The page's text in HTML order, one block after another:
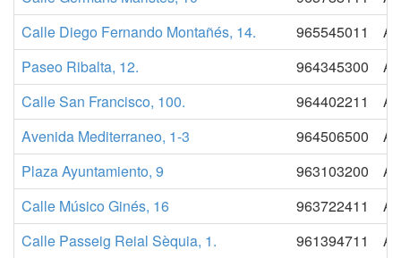
Calle Diego Fernando Montañés, 14.
965545011
Paseo Ribalta, 12.
964345300
Calle San Francisco, 100.
964402211
Avenida Mediterraneo, 1-3
964506500
Plaza Ayuntamiento, 9
963103200
Calle Músico Ginés, 16
963722411
Calle Passeig Reial Sèquia, 1.
961394711